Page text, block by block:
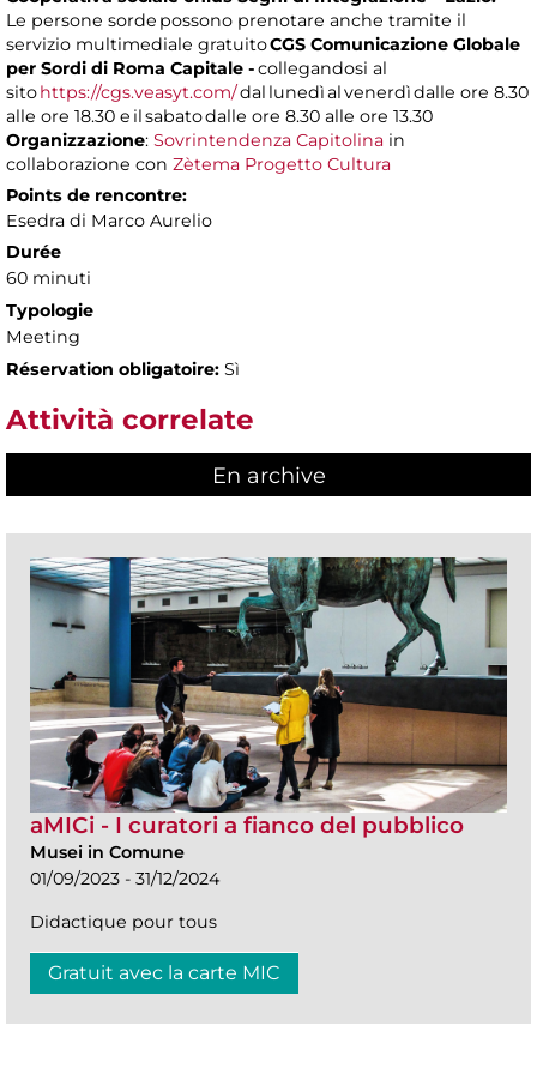
Le persone sorde possono prenotare anche tramite il
servizio multimediale gratuitoCGS Comunicazione Globale
per Sordi di Roma Capitale -collegandosi al
sitohttps://cgs.veasyt.com/dal lunedì al venerdì dalle ore 8.30
alle ore 18.30 e il sabato dalle ore 8.30 alle ore 13.30
Organizzazione: Sovrintendenza Capitolina in
collaborazione con Zètema Progetto Cultura
Points de rencontre:
Esedra di Marco Aurelio
Durée
60 minuti
Typologie
Meeting
Réservation obligatoire: Sì
Attività correlate
En archive
aMICi - I curatori a fianco del pubblico
Musei in Comune
01/09/2023 - 31/12/2024
Didactique pour tous
Gratuit avec la carte MIC